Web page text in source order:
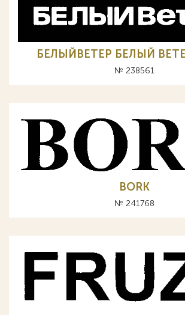
БЕЛЫЙВЕТЕР БЕЛЫЙ
№ 238561
BORK
№ 241768